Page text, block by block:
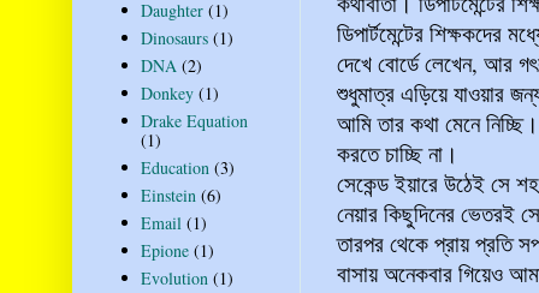
ডিপার্টমেন্টের শিক্ষকদের
দেখে বোর্ডে লেখেন, আর
শুধুমাত্র এড়িয়ে যাওয়ার
আমি তার কথা মেনে
করতে চাচ্ছি না।
সেকেন্ড ইয়ারে উঠেই সে
নেয়ার কিছুদিনের ভেতরই
তারপর থেকে প্রায় প্রতি
বাসায় অনেকবার গিয়েও
Daughter (1)
Dinosaurs (1)
DNA (2)
Donkey (1)
Drake Equation
(1)
Education (3)
Einstein (6)
Email (1)
Epione (1)
Evolution (1)